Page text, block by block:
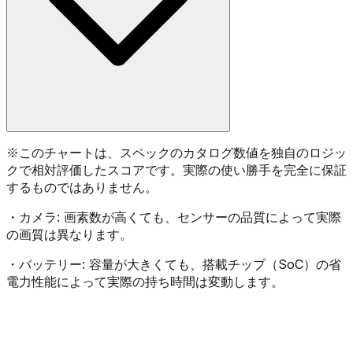
※ このチャートは、スペックのカタログ数値を独自のロジッ
クで相対評価したスコアです。実際の使い勝手を完全に保証
するものではありません。
・ カメラ: 画素数が高くても、センサーの品質によって実際
の画質は異なります。
・ バッテリー: 容量が大きくても、搭載チップ（SoC）の省
電力性能によって実際の持ち時間は変動します。